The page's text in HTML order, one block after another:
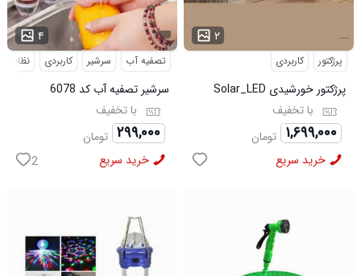
۴
تصفیه آب سرشیر کاربردی نظافت
سرشیر تصفیه آب کد 6078
با تخفیف
۲۹۹,۰۰۰ تومان
خرید سریع
2
۲ ...
پرژکتور کاربردی
پرژکتور خورشیدی Solar_LED
مدل 3912 با تخفیف
۱,۶۹۹,۰۰۰ تومان
خرید سریع